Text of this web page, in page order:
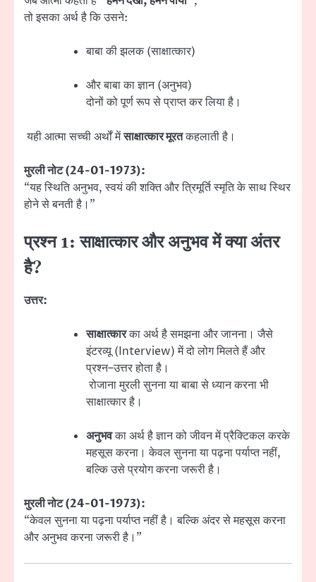
तो इसका अर्थ है कि उसने:
बाबा की झलक (साक्षात्कार)
और बाबा का ज्ञान (अनुभव)
दोनों को पूर्ण रूप से प्राप्त कर लिया है।
यही आत्मा सच्ची अर्थों मेंसाक्षात्कार मूरतकहलाती है।
मुरली नोट (24-01-1973):
“यह स्थिति अनुभव, स्वयं की शक्ति और त्रिमूर्ति स्मृति के साथ स्थिर
होने से बनती है।”
प्रश्न 1: साक्षात्कार और अनुभव में क्या अंतर
है?
उत्तर:
साक्षात्कारका अर्थ है समझना और जानना। जैसे
इंटरव्यू (Interview) में दो लोग मिलते हैं और
प्रश्न–उत्तर होता है।
रोजाना मुरली सुनना या बाबा से ध्यान करना भी
साक्षात्कार है।
अनुभवका अर्थ है ज्ञान को जीवन में प्रैक्टिकल करके
महसूस करना। केवल सुनना या पढ़ना पर्याप्त नहीं,
बल्कि उसे प्रयोग करना जरूरी है।
मुरली नोट (24-01-1973):
“केवल सुनना या पढ़ना पर्याप्त नहीं है। बल्कि अंदर से महसूस करना
और अनुभव करना जरूरी है।”